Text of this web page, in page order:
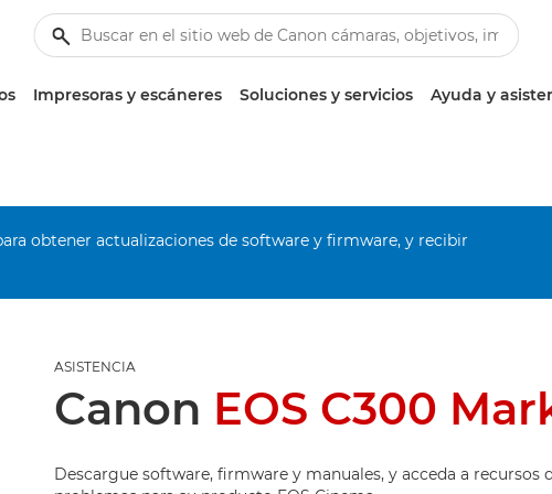
Impresoras y escáneres Soluciones y servicios Ayuda y
obtener actualizaciones de software y firmware, y recibir
ASISTENCIA
Canon EOS C300
Descargue software, firmware y manuales, y acceda a recursos